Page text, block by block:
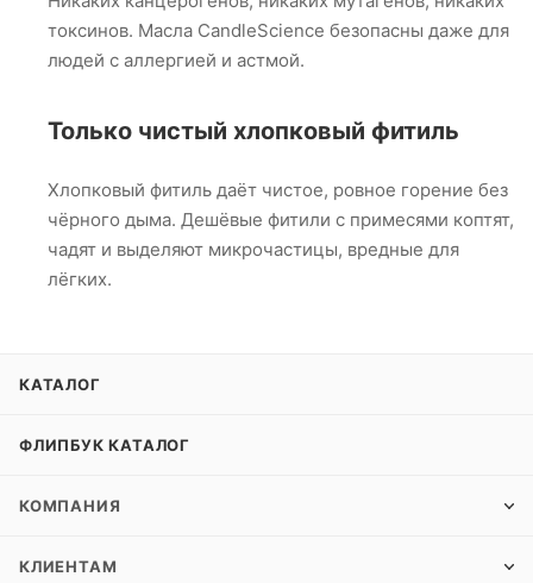
токсинов. Масла CandleScience безопасны даже для
людей с аллергией и астмой.
Только чистый хлопковый фитиль
Хлопковый фитиль даёт чистое, ровное горение без
чёрного дыма. Дешёвые фитили с примесями коптят,
чадят и выделяют микрочастицы, вредные для
лёгких.
КАТАЛОГ
ФЛИПБУК КАТАЛОГ
КОМПАНИЯ
КЛИЕНТАМ